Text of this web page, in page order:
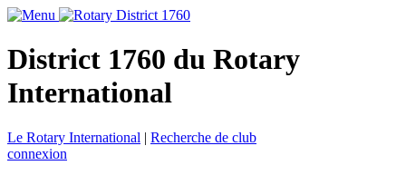
District 1760 du Rotary
International
Le Rotary International | Recherche de club
connexion